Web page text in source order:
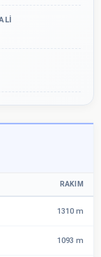
RAKIM
1310 m
1093 m